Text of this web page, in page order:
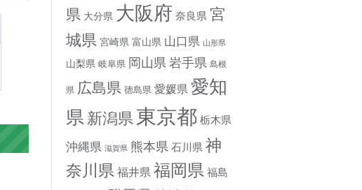
県 大分県 大阪府 奈良県 宮
城県 宮崎県 富山県 山口県 山形県
山梨県 岐阜県 岡山県 岩手県 島根
県 広島県 徳島県 愛媛県 愛知
県 新潟県 東京都 栃木県
沖縄県 滋賀県 熊本県 石川県 神
奈川県 福井県 福岡県 福島